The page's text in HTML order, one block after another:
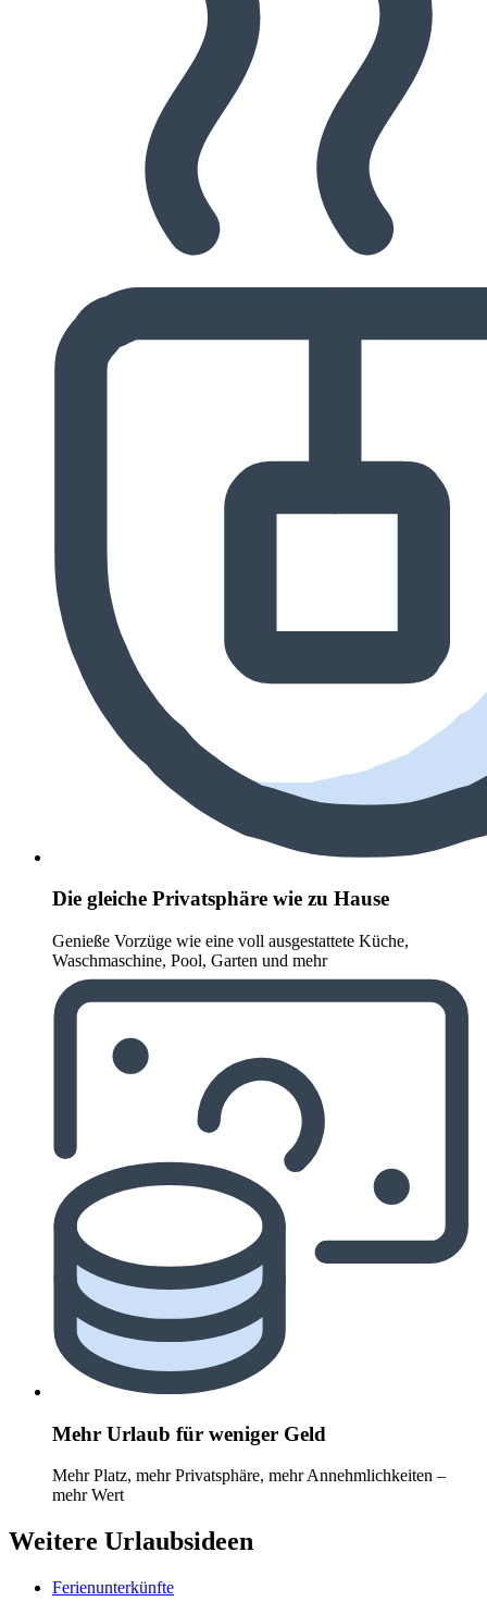
Die gleiche Privatsphäre wie zu Hause
Genieße Vorzüge wie eine voll ausgestattete Küche,
Waschmaschine, Pool, Garten und mehr
Mehr Urlaub für weniger Geld
Mehr Platz, mehr Privatsphäre, mehr Annehmlichkeiten –
mehr Wert
Weitere Urlaubsideen
Ferienunterkünfte